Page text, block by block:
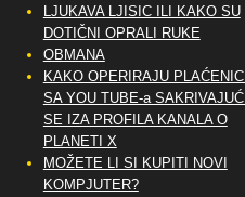
LJUKAVA LJISIC ILI KAKO SU
DOTIČNI OPRALI RUKE
OBMANA
KAKO OPERIRAJU PLAĆENICI
SA YOU TUBE-a SAKRIVAJUĆI
SE IZA PROFILA KANALA O
PLANETI X
MOŽETE LI SI KUPITI NOVI
KOMPJUTER?